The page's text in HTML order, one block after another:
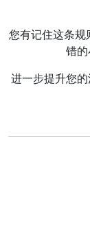
您有记住这条规
错
进一步提升您